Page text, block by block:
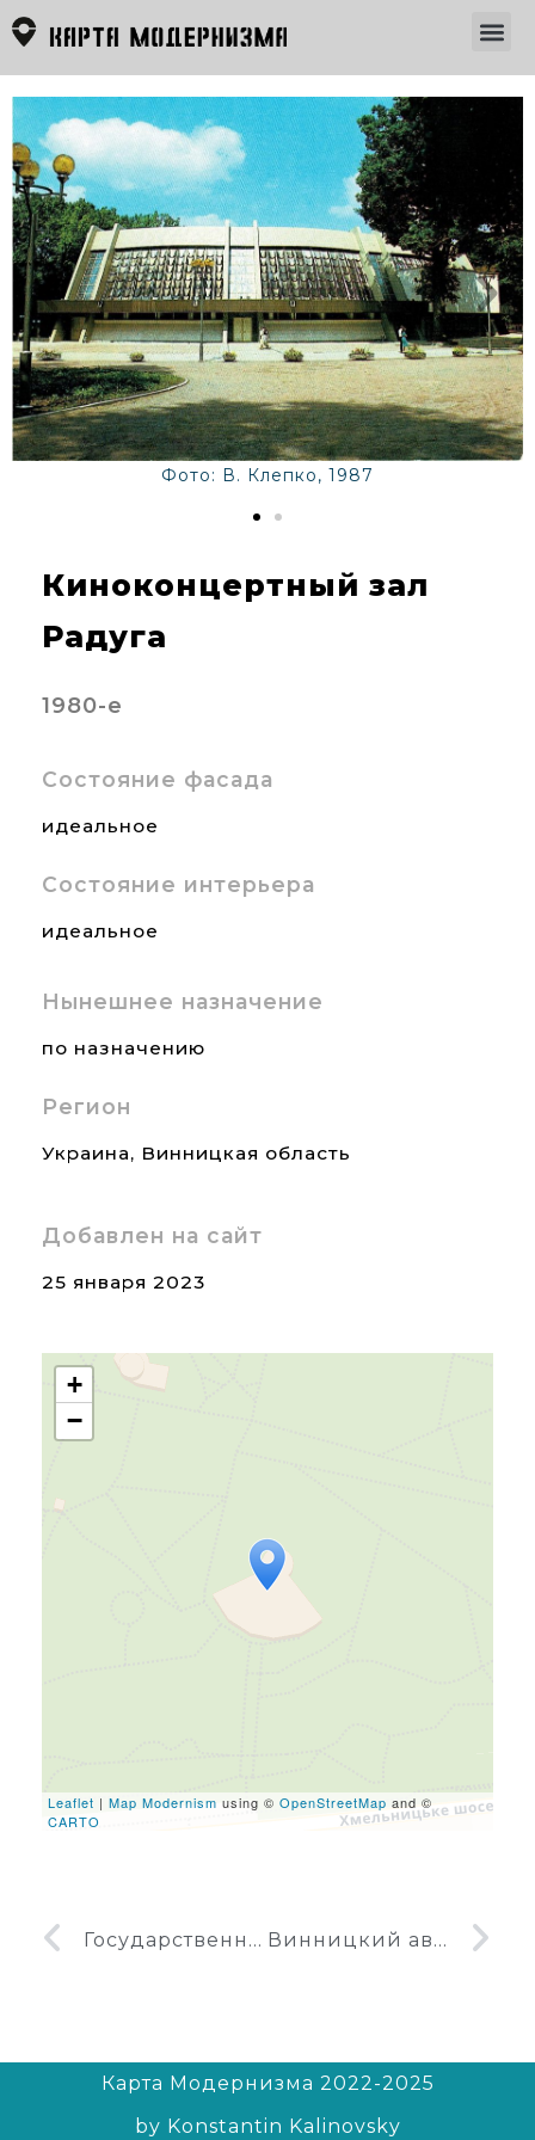
Фото: В. Клепко, 1987
Киноконцертный зал
Радуга
1980-е
Состояние фасада
идеальное
Состояние интерьера
идеальное
Нынешнее назначение
по назначению
Регион
Украина, Винницкая область
Добавлен на сайт
25 января 2023
Travelers' Map is loading...
If you see this after your
leafletJS files are missing.
+
−
Leaflet | Map Modernism using © OpenStreetMap and ©
CARTO
Государственное казначейство Винницкой области Винницкий автовокзал Западный
Карта Модернизма 2022-2025
by Konstantin Kalinovsky